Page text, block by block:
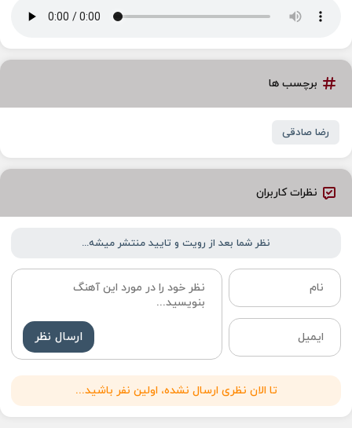
برچسب ها
رضا صادقی
نظرات کاربران
نظر شما بعد از رویت و تایید منتشر میشه...
ارسال نظر
تا الان نظری ارسال نشده، اولین نفر باشید...